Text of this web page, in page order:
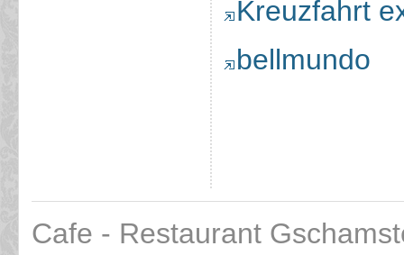
Kreuzfahrt
bellmundo
Cafe - Restaurant